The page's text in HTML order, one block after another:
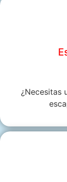
¿Necesitas